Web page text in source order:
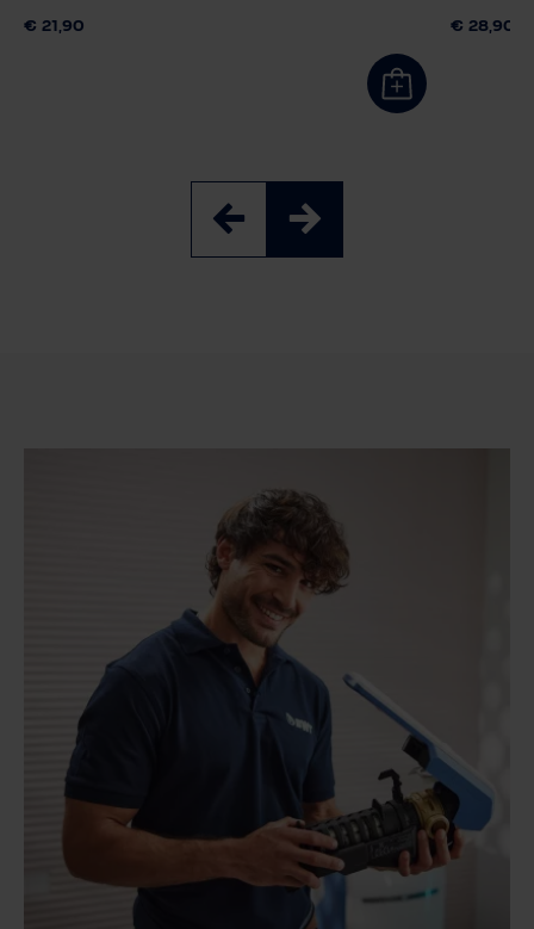
€ 21,90 € 28,90